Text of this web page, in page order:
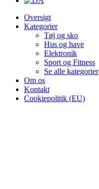
Oversigt
Kategorier
Tøj og sko
Hus og have
Elektronik
Sport og Fitness
Se alle kategorier
Om os
Kontakt
Cookiepolitik (EU)